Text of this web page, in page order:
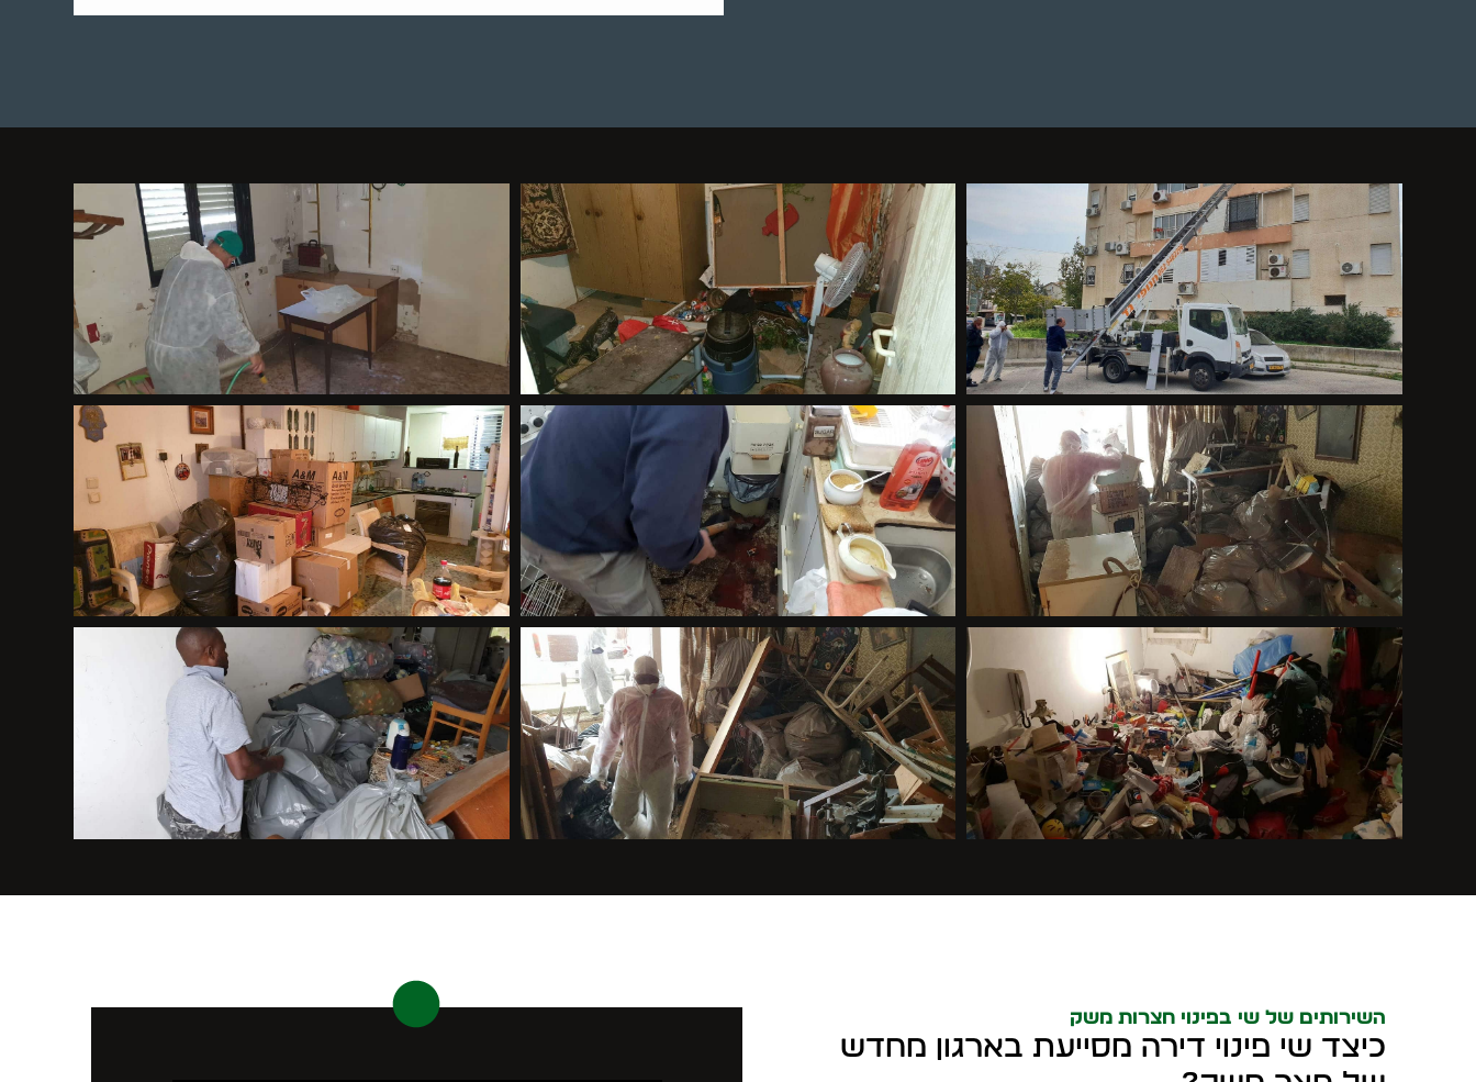
השירותים של שי בפינוי חצרות משק
כיצד שי פינוי דירה מסייעת בארגון מחדש